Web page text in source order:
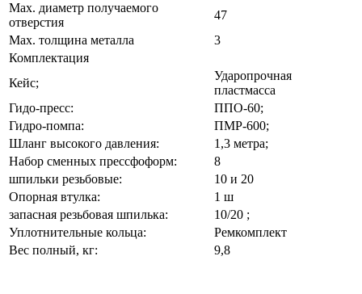
Max. диаметр получаемого
отверстия
47
Max. толщина металла
3
Комплектация
Кейс;
Ударопрочная
пластмасса
Гидо-пресс:
ППО-60;
Гидро-помпа:
ПМР-600;
Шланг высокого давления:
1,3 метра;
Набор сменных прессфоформ:
8
шпильки резьбовые:
10 и 20
Опорная втулка:
1 ш
запасная резьбовая шпилька:
10/20 ;
Уплотнительные кольца:
Ремкомплект
Вес полный, кг:
9,8